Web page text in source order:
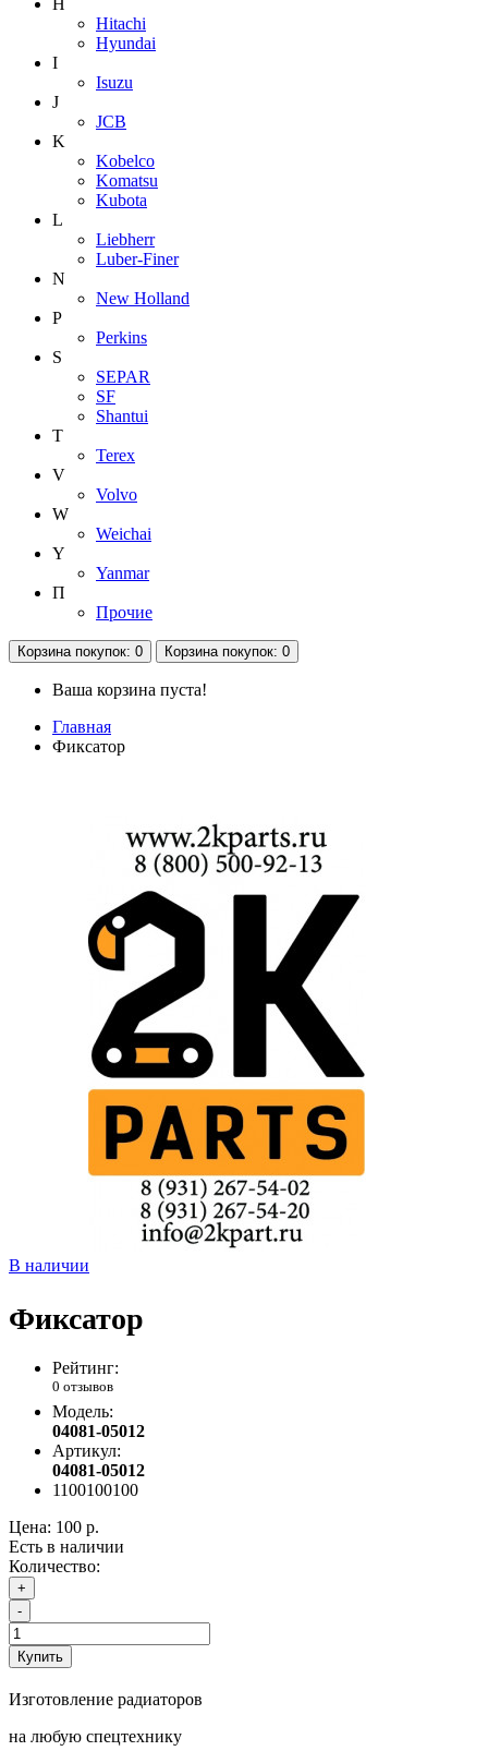
H
Hitachi
Hyundai
I
Isuzu
J
JCB
K
Kobelco
Komatsu
Kubota
L
Liebherr
Luber-Finer
N
New Holland
P
Perkins
S
SEPAR
SF
Shantui
T
Terex
V
Volvo
W
Weichai
Y
Yanmar
П
Прочие
Корзинапокупок: 0 Корзинапокупок: 0
Ваша корзина пуста!
Главная
Фиксатор
В наличии
Фиксатор
Рейтинг:
0 отзывов
Модель:
04081-05012
Артикул:
04081-05012
1100100100
Цена: 100 р.
Есть в наличии
Количество:
+
-
Купить
Изготовление радиаторов
на любую спецтехнику